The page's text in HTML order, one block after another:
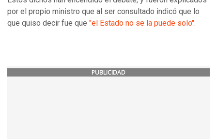
por el propio ministro que al ser consultado indicó que lo
que quiso decir fue que "el Estado no se la puede solo".
PUBLICIDAD